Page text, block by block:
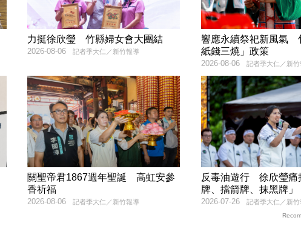
力挺徐欣瑩 竹縣婦女會大團結
記者季大仁／新竹報導
2026-08-06
響應永續祭祀新風氣
紙錢三燒」政策
記者季大仁／新竹
2026-08-06
關聖帝君1867週年聖誕 高虹安參
香祈福
記者季大仁／新竹報導
2026-08-06
反毒油遊行 徐欣瑩痛
牌、擋箭牌、抹黑牌」
記者季大仁／新竹
2026-07-26